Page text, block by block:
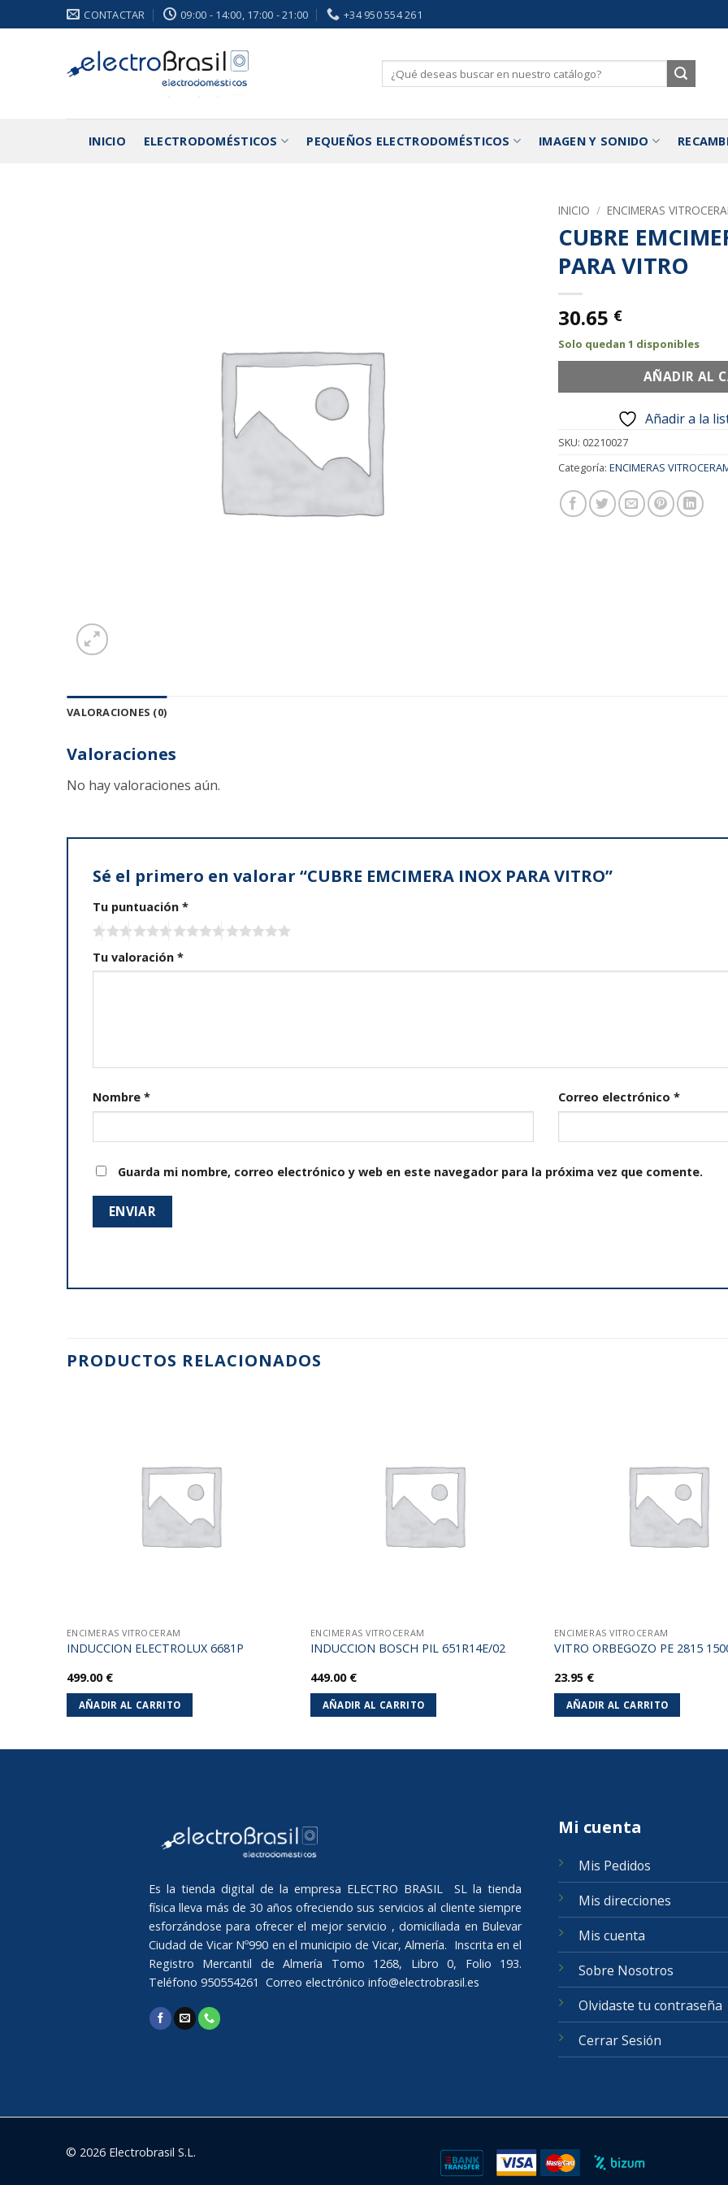
al
CONTACTAR 09:00 - 14:00, 17:00 - 21:00 +34 950 554 261
Buscar
por:
INICIO ELECTRODOMÉSTICOS PEQUEÑOS ELECTRODOMÉSTICOS IMAGEN Y SONIDO
INICIO / ENCIMERAS
CUBRE
PARA VITRO
30.65 €
Solo quedan 1 disponibles
AÑADIR AL
Añadir a la
SKU: 02210027
Categoría: ENCIMERAS
VALORACIONES (0)
Valoraciones
No hay valoraciones aún.
Sé el primero en valorar “CUBRE EMCIMERA INOX PARA VITRO”
Tu puntuación *
Tu valoración *
Nombre * Correo electrónico *
Guarda mi nombre, correo electrónico y web en este navegador para la próxima vez que comente.
PRODUCTOS RELACIONADOS
ENCIMERAS VITROCERAM
INDUCCION ELECTROLUX 6681P
499.00 €
AÑADIR AL CARRITO
ENCIMERAS VITROCERAM
INDUCCION BOSCH PIL 651R14E/02
449.00 €
AÑADIR AL CARRITO
ENCIMERAS VITROCERAM
VITRO ORBEGOZO PE 2815
23.95 €
AÑADIR AL CARRITO
Es la tienda digital de la empresa ELECTRO BRASIL SL la tienda
física lleva más de 30 años ofreciendo sus servicios al cliente siempre
esforzándose para ofrecer el mejor servicio , domiciliada en Bulevar
Ciudad de Vicar Nº990 en el municipio de Vicar, Almería. Inscrita en el
Registro Mercantil de Almería Tomo 1268, Libro 0, Folio 193.
Teléfono 950554261 Correo electrónico info@electrobrasil.es
Mi cuenta
Mis Pedidos
Mis direcciones
Mis cuenta
Sobre Nosotros
Olvidaste tu contraseña
Cerrar Sesión
© 2026 Electrobrasil S.L.